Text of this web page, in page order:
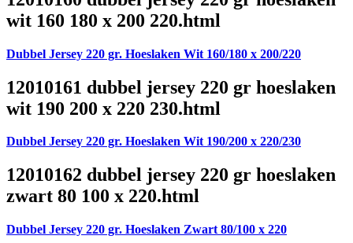
wit 160 180 x 200 220.html
Dubbel Jersey 220 gr. Hoeslaken Wit 160/180 x 200/220
12010161 dubbel jersey 220 gr hoeslaken
wit 190 200 x 220 230.html
Dubbel Jersey 220 gr. Hoeslaken Wit 190/200 x 220/230
12010162 dubbel jersey 220 gr hoeslaken
zwart 80 100 x 220.html
Dubbel Jersey 220 gr. Hoeslaken Zwart 80/100 x 220